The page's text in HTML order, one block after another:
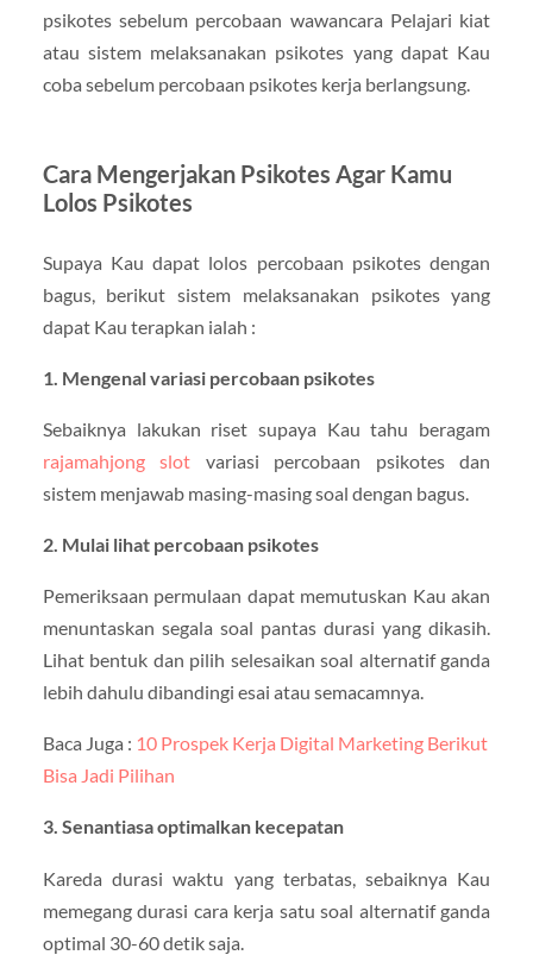
psikotes sebelum percobaan wawancara Pelajari kiat
atau sistem melaksanakan psikotes yang dapat Kau
coba sebelum percobaan psikotes kerja berlangsung.
Cara Mengerjakan Psikotes Agar Kamu
Lolos Psikotes
Supaya Kau dapat lolos percobaan psikotes dengan
bagus, berikut sistem melaksanakan psikotes yang
dapat Kau terapkan ialah :
1. Mengenal variasi percobaan psikotes
Sebaiknya lakukan riset supaya Kau tahu beragam
rajamahjong slot variasi percobaan psikotes dan
sistem menjawab masing-masing soal dengan bagus.
2. Mulai lihat percobaan psikotes
Pemeriksaan permulaan dapat memutuskan Kau akan
menuntaskan segala soal pantas durasi yang dikasih.
Lihat bentuk dan pilih selesaikan soal alternatif ganda
lebih dahulu dibandingi esai atau semacamnya.
Baca Juga : 10 Prospek Kerja Digital Marketing Berikut
Bisa Jadi Pilihan
3. Senantiasa optimalkan kecepatan
Kareda durasi waktu yang terbatas, sebaiknya Kau
memegang durasi cara kerja satu soal alternatif ganda
optimal 30-60 detik saja.